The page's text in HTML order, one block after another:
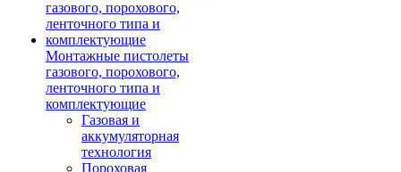
Монтажные пистолеты
газового, порохового,
ленточного типа и
комплектующие
Газовая и
аккумуляторная
технология
Пороховая